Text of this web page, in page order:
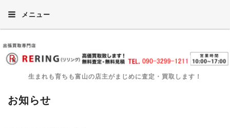
メニュー
生まれも育ちも富山の店主がまじめに査定・買取します！
お知らせ